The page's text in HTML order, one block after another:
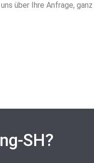
über Ihre Anfrage,
SH?